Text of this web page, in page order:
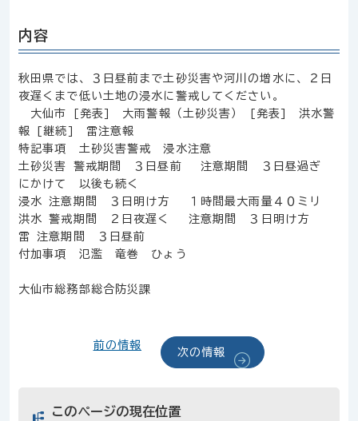
内容
秋田県では、３日昼前まで土砂災害や河川の増水に、２日
夜遅くまで低い土地の浸水に警戒してください。
大仙市 [発表] 大雨警報（土砂災害） [発表] 洪水警
報 [継続] 雷注意報
特記事項 土砂災害警戒 浸水注意
土砂災害 警戒期間 ３日昼前 注意期間 ３日昼過ぎ
にかけて 以後も続く
浸水 注意期間 ３日明け方 １時間最大雨量４０ミリ
洪水 警戒期間 ２日夜遅く 注意期間 ３日明け方
雷 注意期間 ３日昼前
付加事項 氾濫 竜巻 ひょう
大仙市総務部総合防災課
前の情報
次の情報
このページの現在位置